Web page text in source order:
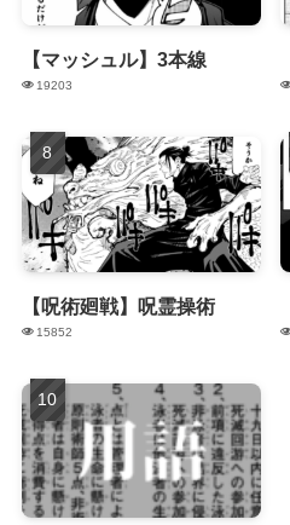
【マッシュル】3本線
19203
【呪術廻戦】呪霊操術
15852